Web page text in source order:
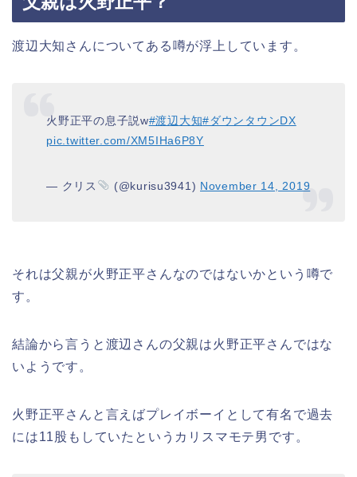
渡辺大知さんについてある噂が浮上しています。
火野正平の息子説w#渡辺大知#ダウンタウンDX
pic.twitter.com/XM5IHa6P8Y
— クリス (@kurisu3941) November 14, 2019
それは父親が火野正平さんなのではないかという噂で
す。
結論から言うと渡辺さんの父親は火野正平さんではな
いようです。
火野正平さんと言えばプレイボーイとして有名で過去
には11股もしていたというカリスマモテ男です。